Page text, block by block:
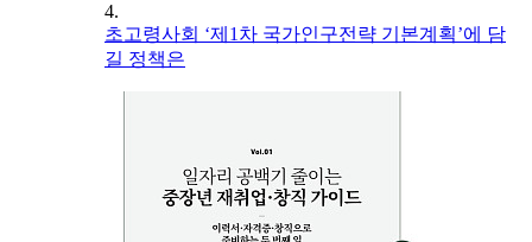
4.
초고령사회 ‘제1차 국가인구전략 기본계획’에 담
길 정책은